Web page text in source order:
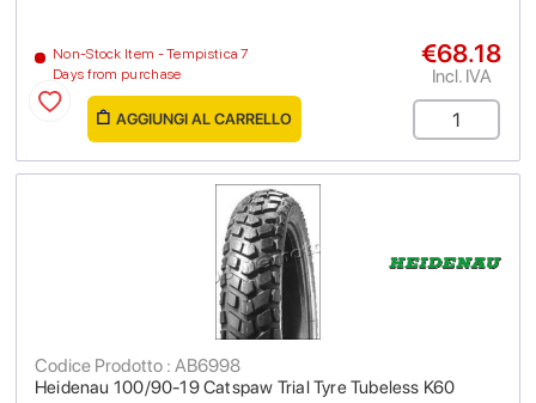
Non-Stock Item - Tempistica 7
Days from purchase
€68.18
Incl. IVA
AGGIUNGI AL CARRELLO
Heidenau 100/90-19 Catspaw Trial Tyre Tubeless K60
Codice Prodotto : AB6998